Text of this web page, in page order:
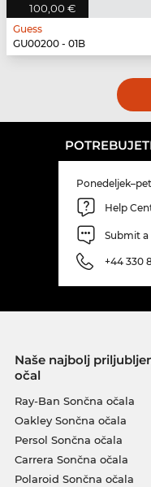
100,00 €
Guess
GU00200 - 01B
Help
Submit a
+44 330
Naše najbolj
očal
Ray-Ban Sončna očala
Oakley Sončna očala
Persol Sončna očala
Carrera Sončna očala
Polaroid Sončna očala